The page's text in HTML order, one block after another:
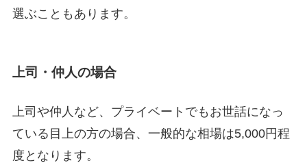
選ぶこともあります。
上司・仲人の場合
上司や仲人など、プライベートでもお世話になっ
ている目上の方の場合、一般的な相場は5,000円程
度となります。